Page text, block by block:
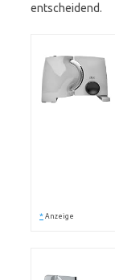
entscheidend.
* Anzeige